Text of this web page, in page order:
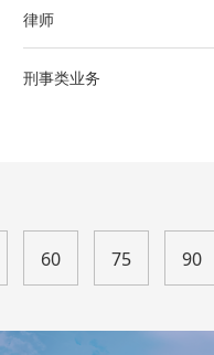
律师
刑事类业务
60 75 90